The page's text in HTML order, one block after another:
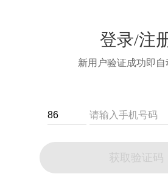
登录/注
新用户验证成功即自
获取验证码